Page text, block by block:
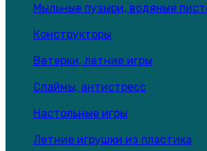
Мыльные пузыри, водяные
Конструкторы
Ветерки, летние игры
Слаймы, антистресс
Настольные игры
Летние игрушки из пластика